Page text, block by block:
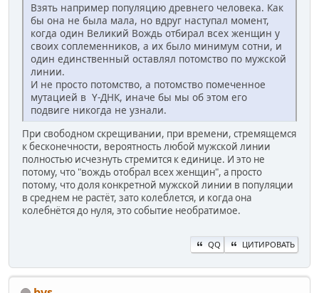
Взять например популяцию древнего человека. Как
бы она не была мала, но вдруг наступал момент,
когда один Великий Вождь отбирал всех женщин у
своих соплеменников, а их было минимум сотни, и
один единственный оставлял потомство по мужской
линии.
И не просто потомство, а потомство помеченное
мутацией в Y-ДНК, иначе бы мы об этом его
подвиге никогда не узнали.
При свободном скрещивании, при времени, стремящемся
к бесконечности, вероятность любой мужской линии
полностью исчезнуть стремится к единице. И это не
потому, что "вождь отобрал всех женщин", а просто
потому, что доля конкретной мужской линии в популяции
в среднем не растёт, зато колеблется, и когда она
колебнётся до нуля, это событие необратимое.
QQ ЦИТИРОВАТЬ